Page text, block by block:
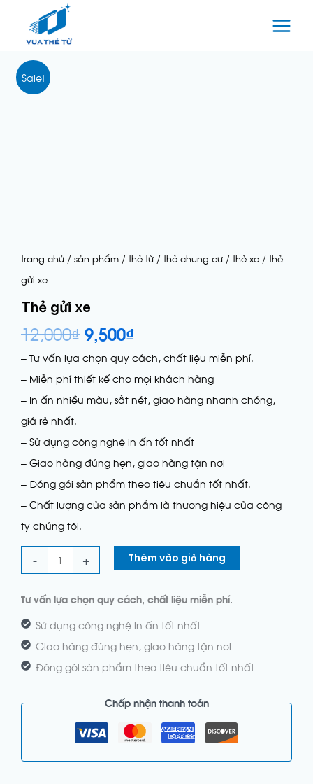
dungSale!
trang chủ / sản phẩm / thẻ từ / thẻ chung cư / thẻ xe / thẻ
gửi xe
Thẻ gửi xe
12,000₫ 9,500₫
– Tư vấn lựa chọn quy cách, chất liệu miễn phí.
– Miễn phí thiết kế cho mọi khách hàng
– In ấn nhiều màu, sắt nét, giao hàng nhanh chóng,
giá rẻ nhất.
– Sử dụng công nghệ in ấn tốt nhất
– Giao hàng đúng hẹn, giao hàng tận nơi
– Đóng gói sản phẩm theo tiêu chuẩn tốt nhất.
– Chất lượng của sản phẩm là thương hiệu của công
ty chúng tôi.
-
Thẻ
gửi
+ Thêm vào giỏ hàng
Tư vấn lựa chọn quy cách, chất liệu miễn phí.
Sử dụng công nghệ in ấn tốt nhất
Giao hàng đúng hẹn, giao hàng tận nơi
Đóng gói sản phẩm theo tiêu chuẩn tốt nhất
Chấp nhận thanh toán